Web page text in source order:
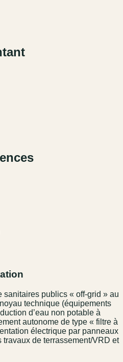
sanitaires publics « off-grid » au
technique (équipements
d’eau non potable à
autonome de type « filtre à
électrique par panneaux
de terrassement/VRD et